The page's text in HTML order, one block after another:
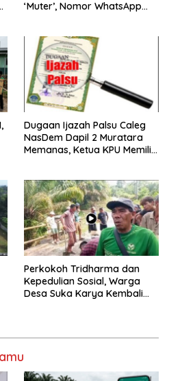
‘Muter’, Nomor WhatsApp
Dugaan Ijazah Palsu Caleg
NasDem Dapil 2 Muratara
Memanas, Ketua KPU Memilih
Perkokoh Tridharma dan
Kepedulian Sosial, Warga
Desa Suka Karya Kembali